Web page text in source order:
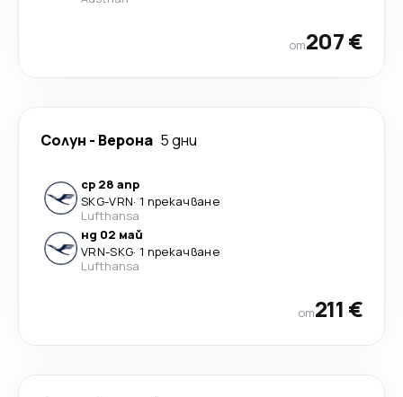
от207 €
Солун - Верона 5 дни
ср 28 апр
SKG-VRN· 1 прекачване
Lufthansa
нд 02 май
VRN-SKG· 1 прекачване
Lufthansa
от211 €